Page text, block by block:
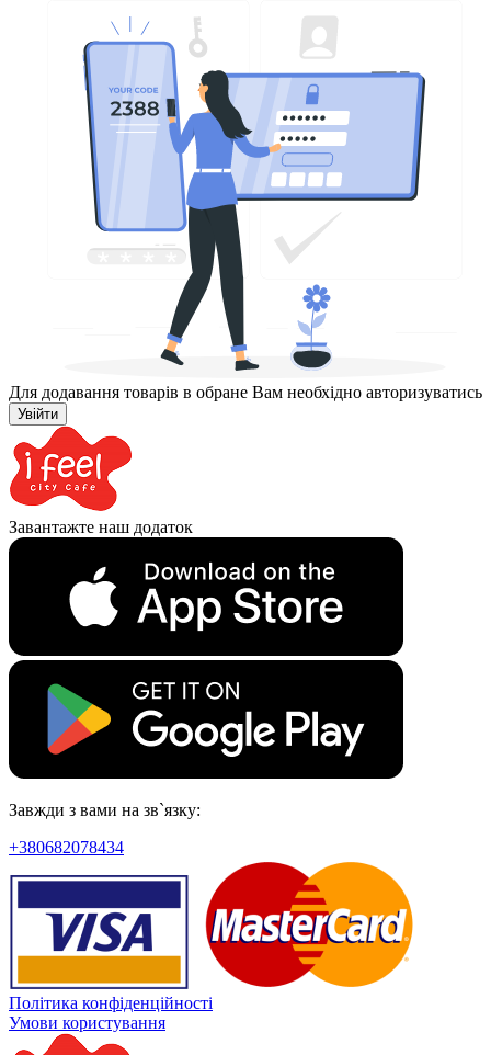
Для додавання товарів в обране Вам необхідно авторизуватись
Увійти
Завантажте наш додаток
Завжди з вами на зв`язку:
+380682078434
Політика конфіденційності
Умови користування